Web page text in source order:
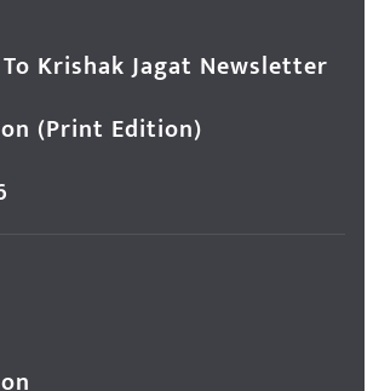
Krishak Jagat Newsletter
(Print Edition)